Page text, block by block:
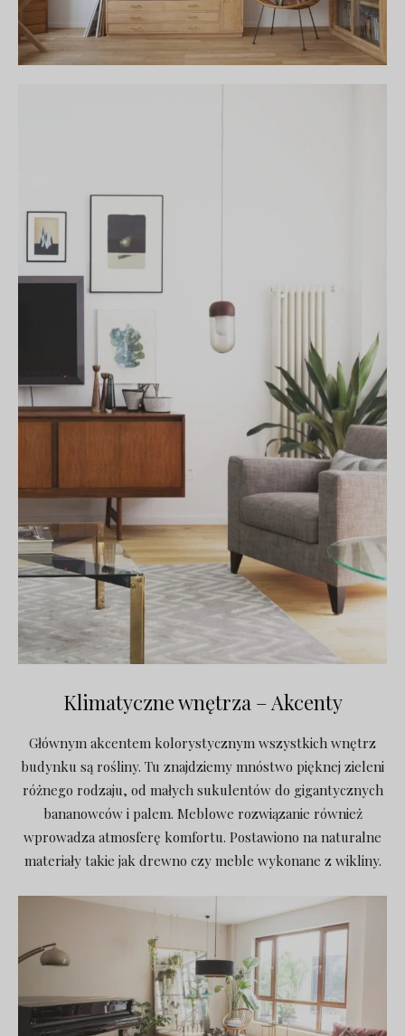
Klimatyczne wnętrza – Akcenty
Głównym akcentem kolorystycznym wszystkich wnętrz
budynku są rośliny. Tu znajdziemy mnóstwo pięknej zieleni
różnego rodzaju, od małych sukulentów do gigantycznych
bananowców i palem. Meblowe rozwiązanie również
wprowadza atmosferę komfortu. Postawiono na naturalne
materiały takie jak drewno czy meble wykonane z wikliny.